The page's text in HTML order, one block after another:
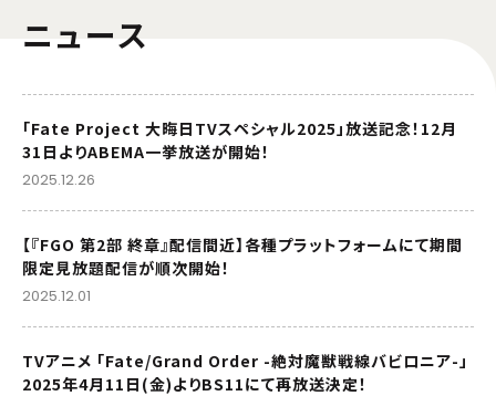
ニュース
「Fate Project 大晦日TVスペシャル2025」放送記念！12月
31日よりABEMA一挙放送が開始！
2025.12.26
【『FGO 第2部 終章』配信間近】各種プラットフォームにて期間
限定見放題配信が順次開始！
2025.12.01
TVアニメ 「Fate/Grand Order -絶対魔獣戦線バビロニア-」
2025年4月11日(金)よりBS11にて再放送決定！